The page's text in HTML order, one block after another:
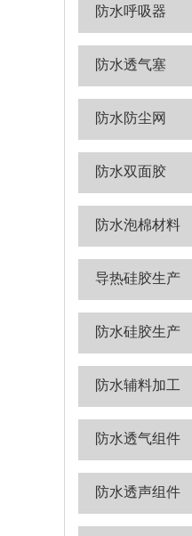
防水呼吸器
防水透气塞
防水防尘网
防水双面胶
防水泡棉材料
导热硅胶生产
防水硅胶生产
防水辅料加工
防水透气组件
防水透声组件